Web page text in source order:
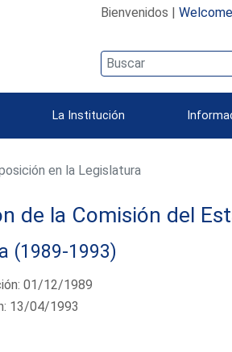
Bienvenidos | Welcome
La Institución
en la Legislatura
de la Comisión del
(1989-1993)
01/12/1989
13/04/1993